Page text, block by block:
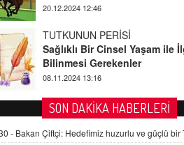
20.12.2024 12:46
TUTKUNUN PERİSİ
Sağlıklı Bir Cinsel Yaşam ile
Bilinmesi Gerekenler
08.11.2024 13:16
FARUK ÖNALAN
Tezkere Onaylanmasaydı…
2 Kasım 2021 Salı 00:11
SON DAKİKA HABERLERİ
- Bakan Çiftçi: Hedefimiz huzurlu ve güçlü bir